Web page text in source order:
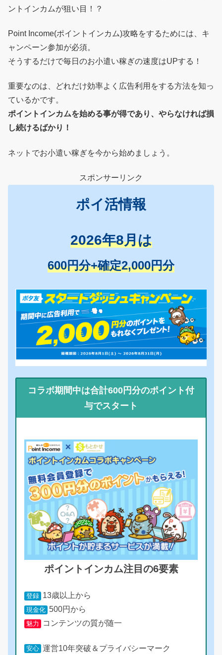
ントインカムが狙い目！？
Point Income(ポイントインカム)攻略をするためには、キ
ャンペーン参加が必須。
そうするだけで毎日のお小遣い稼ぎの速度はUPする！
重要なのは、どれだけ効率よく広告利用をする方法を知っ
ているかです。
ポイントインカムを始める事が得であり、やらなければ損
し続けるばかり！
ネットでお小遣い稼ぎを今から始めましょう。
スポンサーリンク
ポイ活情報
2026年8月は
600円分+確定2,000円分
コラボ期間中は合計600円分のポイント付
与でスタート
ポイントインカム注目の6要素
登録 13歳以上から
現金化 500円から
魅力 コンテンツの質が随一
安心 運営10年突破＆プライバシーマーク